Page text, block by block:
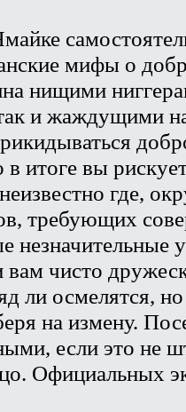
мифы о
нищими
и жаждущими
итоге вы
где,
требующих
незначительные
вам чисто
ли осмелятся,
на измену.
если это не
Официальных